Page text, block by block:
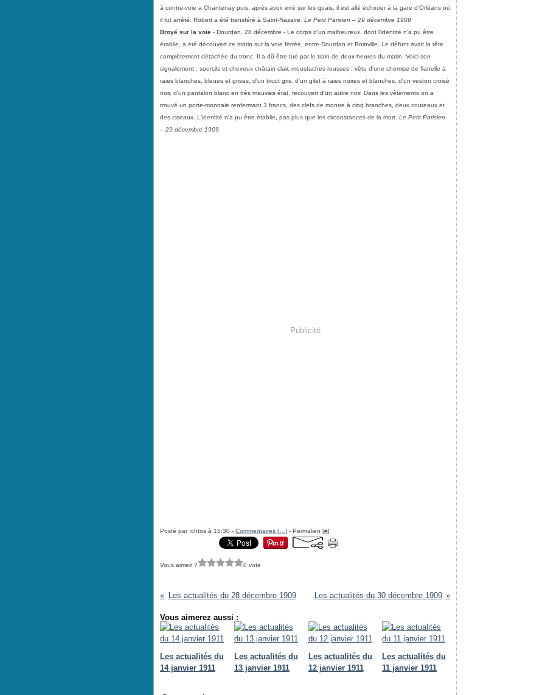
à contre-voie a Chantenay puis, après avoir erré sur les quais, il est allé échouer à la gare d'Orléans où
il fut arrêté. Robert a été transféré à Saint-Nazaire . Le Petit Parisien – 29 décembre 1909
Broyé sur la voie - Dourdan, 28 décembre - Le corps d'un malheureux, dont l'identité n'a pu être
établie, a été découvert ce matin sur la voie ferrée, entre Dourdan et Roinville. Le défunt avait la tête
complètement détachée du tronc. Il a dû être tué par le train de deux heures du matin. Voici son
signalement : sourcils et cheveux châtain clair, moustaches rousses ; vêtu d'une chemise de flanelle à
raies blanches, bleues et grises, d'un tricot gris, d'un gilet à raies noires et blanches, d'un veston croisé
noir, d'un pantalon blanc en très mauvais état, recouvert d'un autre noir. Dans les vêtements on a
trouvé un porte-monnaie renfermant 3 francs, des clefs de montre à cinq branches, deux couteaux et
des ciseaux. L'identité n'a pu être établie, pas plus que les circonstances de la mort. Le Petit Parisien
– 29 décembre 1909
Publicité
Posté par Ichtos à 15:30 - Commentaires [ ] - Permalien [#]
Vous aimez ? 0 vote
Les actualités du 28 décembre 1909 Les actualités du 30 décembre 1909
Vous aimerez aussi :
Les actualités du
14 janvier 1911
Les actualités du
13 janvier 1911
Les actualités du
12 janvier 1911
Les actualités du
11 janvier 1911